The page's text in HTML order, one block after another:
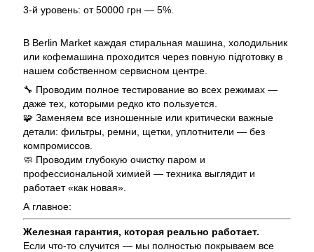
3-й уровень: от 50000 грн — 5%.
В Berlin Market каждая стиральная машина, холодильник
или кофемашина проходится через повную підготовку в
нашем собственном сервисном центре.
🔧 Проводим полное тестирование во всех режимах —
даже тех, которыми редко кто пользуется.
🧩 Заменяем все изношенные или критически важные
детали: фильтры, ремни, щетки, уплотнители — без
компромиссов.
🧼 Проводим глубокую очистку паром и
профессиональной химией — техника выглядит и
работает «как новая».
А главное:
Железная гарантия, которая реально работает.
Если что-то случится — мы полностью покрываем все